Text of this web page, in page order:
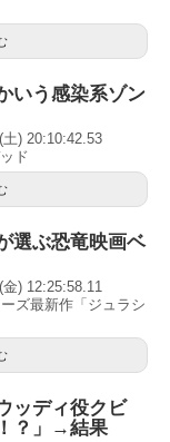
いう感染系ゾン
) 20:10:42.53
ド
選ぶ恐竜映画ベ
) 12:25:58.11
ズ最新作「ジュラシ
ッディ役クビ
？」→結果